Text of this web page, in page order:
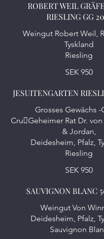
ROBERT WEIL
RIESLING GG
Weingut Robert Weil,
Tyskland
Riesling
SEK 950
JESUITENGARTEN
Grosses Gewächs -
Cru￾Geheimer Rat Dr. von
& Jordan,
Deidesheim, Pfalz,
SEK 950
SAUVIGNON BLANC
Weingut Von
Deidesheim, Pfalz,
Sauvignon